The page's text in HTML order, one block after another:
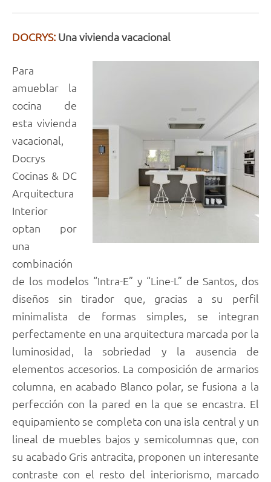
DOCRYS: Una vivienda vacacional
Para
amueblar la
cocina de
esta vivienda
vacacional,
Docrys
Cocinas & DC
Arquitectura
Interior
optan por
una
combinación
de los modelos “Intra-E” y “Line-L” de Santos, dos
diseños sin tirador que, gracias a su perfil
minimalista de formas simples, se integran
perfectamente en una arquitectura marcada por la
luminosidad, la sobriedad y la ausencia de
elementos accesorios. La composición de armarios
columna, en acabado Blanco polar, se fusiona a la
perfección con la pared en la que se encastra. El
equipamiento se completa con una isla central y un
lineal de muebles bajos y semicolumnas que, con
su acabado Gris antracita, proponen un interesante
contraste con el resto del interiorismo, marcado